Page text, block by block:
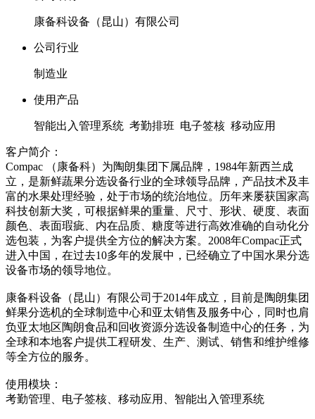
康备科设备（昆山）有限公司
公司行业
制造业
使用产品
智能出入管理系统 考勤排班 电子签核 移动应用
客户简介：
Compac （康备科）为陶朗集团下属品牌，1984年新西兰成
立，是新鲜蔬果分选设备行业的全球领导品牌，产品技术及丰
富的水果处理经验，处于市场的统治地位。历年来屡获国家高
科技创新大奖，可根据鲜果的重量、尺寸、形状、硬度、表面
颜色、表面瑕疵、内在品质、糖度等进行高效准确的自动化分
选包装，为客户提供全方位的解决方案。2008年Compac正式
进入中国，在过去10多年的发展中，已经确立了中国水果分选
设备市场的领导地位。
康备科设备（昆山）有限公司于2014年成立，目前是陶朗集团
鲜果分选机的全球制造中心和亚太销售及服务中心，同时也肩
负亚太地区陶朗食品和回收资源分选设备制造中心的任务，为
全球和本地客户提供工程研发、生产、测试、销售和维护维修
等全方位的服务。
使用模块：
考勤管理、电子签核、移动应用、智能出入管理系统